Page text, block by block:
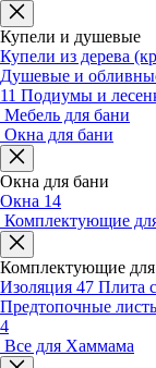
Купели и душевые
Купели из дерева
Душевые и
11 Подиумы и
Мебель для бани
Окна для бани
Окна для бани
Окна 14
Комплектующие
Комплектующие
Изоляция 47 Плита
Предтопочные
4
Все для Хаммама